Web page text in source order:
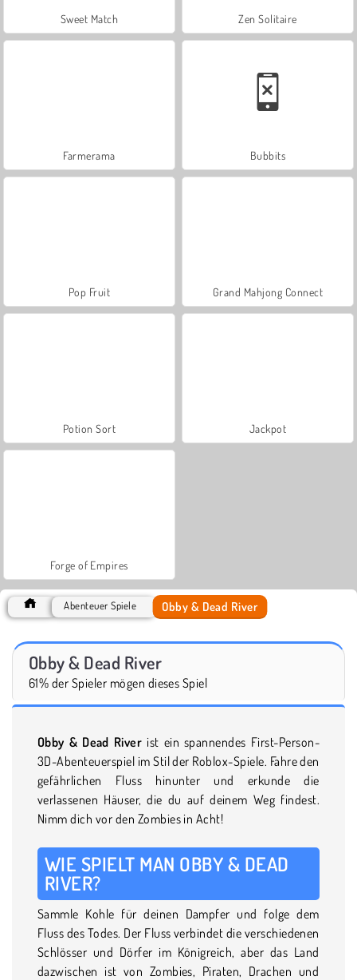
Sweet Match Zen Solitaire
Farmerama Bubbits
Pop Fruit Grand Mahjong Connect
Potion Sort Jackpot
Forge of Empires
Abenteuer Spiele Obby & Dead River
Obby & Dead River
61% der Spieler mögen dieses Spiel
Obby & Dead River ist ein spannendes First-Person-
3D-Abenteuerspiel im Stil der Roblox-Spiele. Fahre den
gefährlichen Fluss hinunter und erkunde die
verlassenen Häuser, die du auf deinem Weg findest.
Nimm dich vor den Zombies in Acht!
WIE SPIELT MAN OBBY & DEAD
RIVER?
Sammle Kohle für deinen Dampfer und folge dem
Fluss des Todes. Der Fluss verbindet die verschiedenen
Schlösser und Dörfer im Königreich, aber das Land
dazwischen ist von Zombies, Piraten, Drachen und